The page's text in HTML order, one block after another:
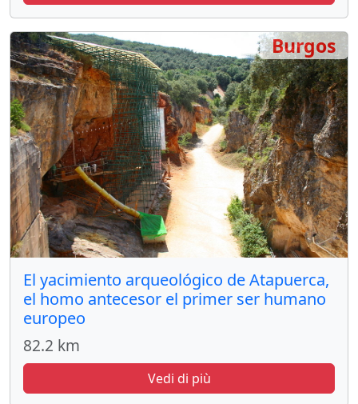
El yacimiento arqueológico de Atapuerca,
el homo antecesor el primer ser humano
europeo
82.2 km
Vedi di più
Burgos